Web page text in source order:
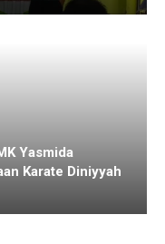
Yasmida
Karate Diniyyah